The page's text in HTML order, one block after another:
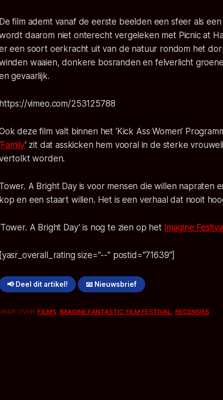
De film ademt vanaf de eerste beelden een sfeer als
daarom niet onterecht vergeleken met Picnic at
een soort oerkracht uit van de natuur rondom het
waaien, donkere bosranden en felverlicht
gevaarlijk.
https://vimeo.com/253125788
deze film valt binnen het ‘Kick Ass Women’
Family’ zit dat asskicken hem vooral in de sterke
worden.
Tower. A Bright Dayis voor mensen die willen napraten
kop en een staart willen. Het is een verhaal dat nooit
A Bright Day’ is nog te zien op het Imagine Festival
[yasr_overall_rating size="--" postid="71639"]
📢 Deel dit artikel! 📧 Nieuwsbrief
OVER:FILMS,IMAGINE FANTASTIC FILM FESTIVAL, RECENSIES